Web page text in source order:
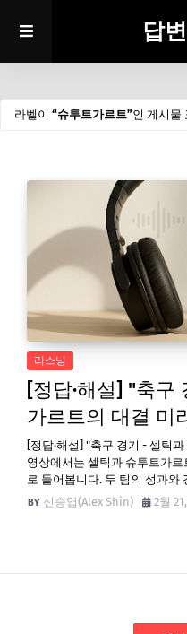
답
라벨이 슈투트가르트 인 게시물
리스닝
[정답·해설] "축구
가르트의 대결 미
[정답·해설] "축구 경기 - 셀틱
영상에서는 셀틱과 슈투트가
로 들어봅니다. 두 팀의 성과와
신승엽(Alex Shin)
2월